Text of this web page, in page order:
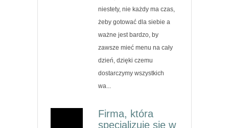
niestety, nie każdy ma czas,
żeby gotować dla siebie a
ważne jest bardzo, by
zawsze mieć menu na cały
dzień, dzięki czemu
dostarczymy wszystkich
wa...
Firma, która
specjalizuje się w